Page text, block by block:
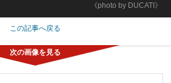
《photo by DUCATI》
この記事へ戻る